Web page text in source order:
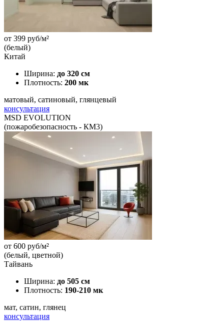
от 399 руб/м²
(белый)
Китай
Ширина: до 320 см
Плотность: 200 мк
матовый, сатиновый, глянцевый
консультация
MSD EVOLUTION
(пожаробезопасность - КМ3)
от 600 руб/м²
(белый, цветной)
Тайвань
Ширина: до 505 см
Плотность: 190-210 мк
мат, сатин, глянец
консультация